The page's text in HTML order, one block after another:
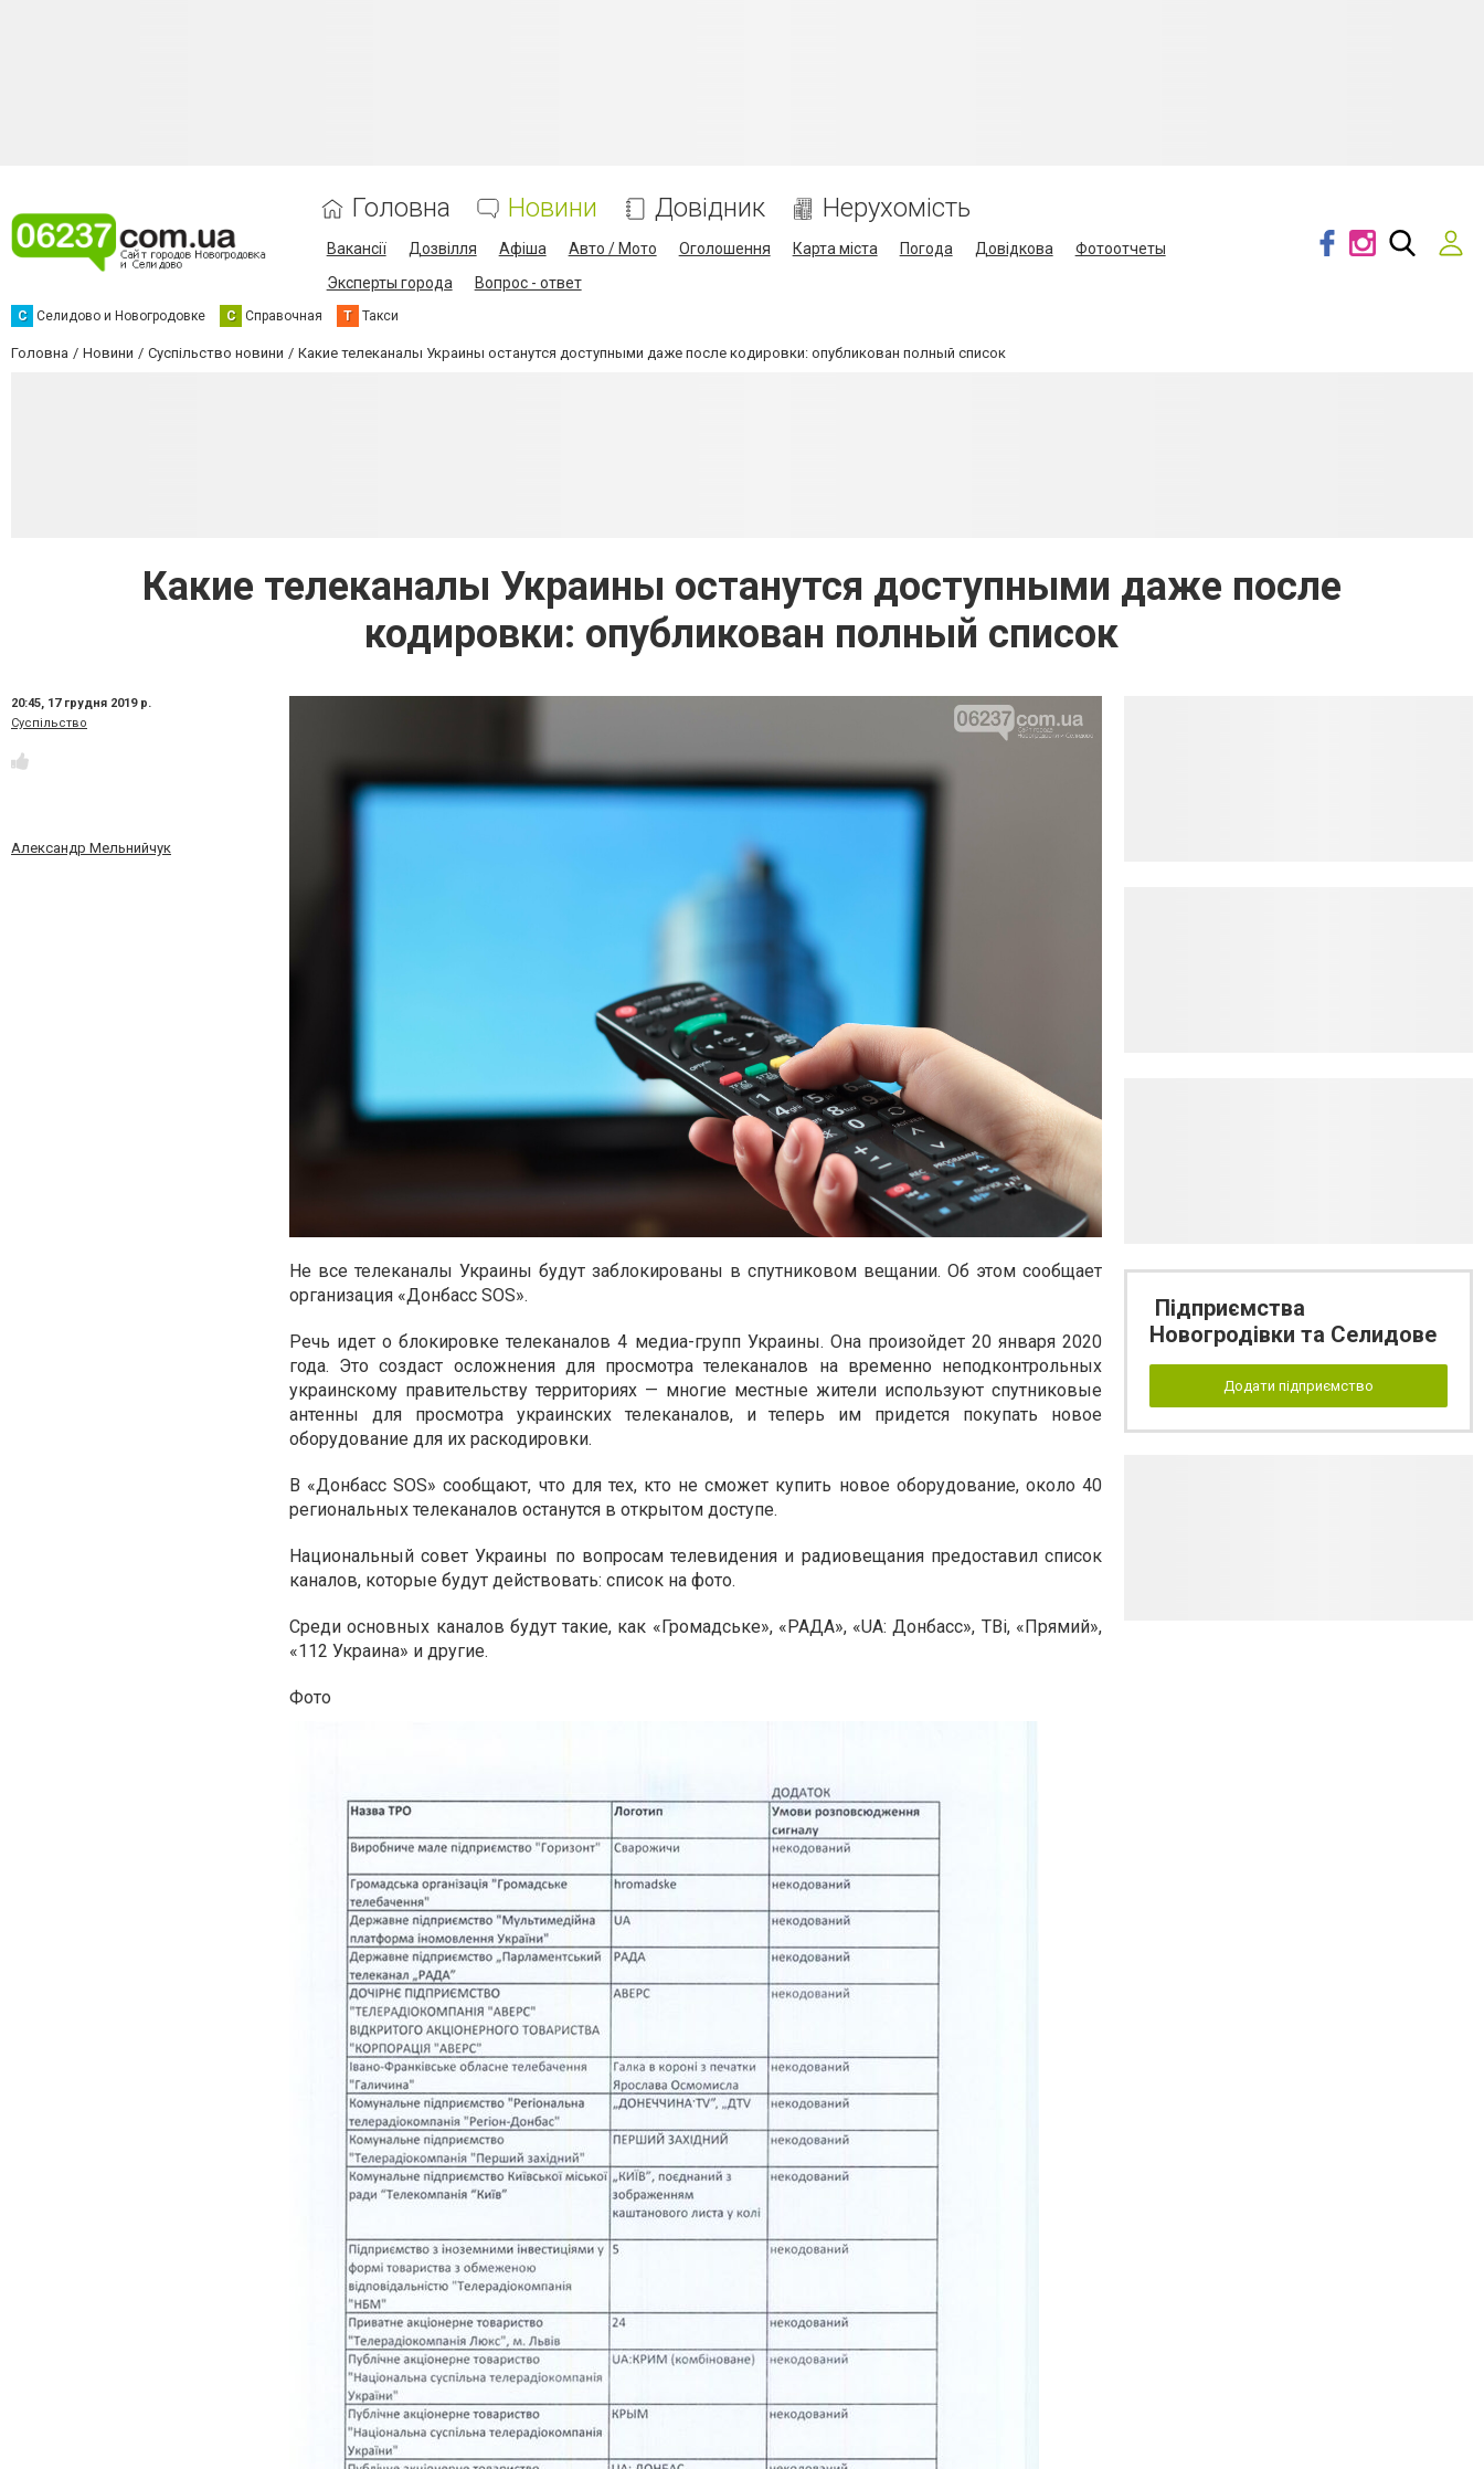
Головна Новини Довідник Нерухомість
Вакансії Дозвілля Афіша Авто / Мото Оголошення Карта міста Погода Довідкова
Фотоотчеты
Эксперты города
Вопрос - ответ
С Селидово и Новогродовке С Справочная Т Такси
Головна Новини Суспільство новини Какие телеканалы Украины останутся доступными даже после кодировки: опубликован полный список
Какие телеканалы Украины останутся доступными даже после
кодировки: опубликован полный список
20:45, 17 грудня 2019 р.
Суспільство
Александр Мельнийчук
Не все телеканалы Украины будут заблокированы в спутниковом вещании. Об этом сообщает
организация «Донбасс SOS».
Речь идет о блокировке телеканалов 4 медиа-групп Украины. Она произойдет 20 января 2020
года. Это создаст осложнения для просмотра телеканалов на временно неподконтрольных
украинскому правительству территориях — многие местные жители используют спутниковые
антенны для просмотра украинских телеканалов, и теперь им придется покупать новое
оборудование для их раскодировки.
В «Донбасс SOS» сообщают, что для тех, кто не сможет купить новое оборудование, около 40
региональных телеканалов останутся в открытом доступе.
Национальный совет Украины по вопросам телевидения и радиовещания предоставил список
каналов, которые будут действовать: список на фото.
Среди основных каналов будут такие, как «Громадське», «РАДА», «UA: Донбасс», TBi, «Прямий»,
«112 Украина» и другие.
Фото
Підприємства
Новогродівки та Селидове
Додати підприємство